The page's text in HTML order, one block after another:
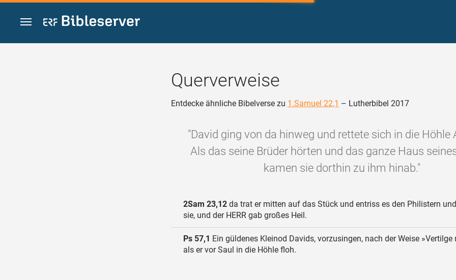
Zum Inhalt springen
Querverweise
Entdecke ähnliche Bibelverse zu 1.Samuel 22,1 – Lutherbibel 2017
"David ging von da hinweg und rettete sich in die Höhle
Als das seine Brüder hörten und das ganze Haus
kamen sie dorthin zu ihm hinab."
2Sam 23,12 da trat er mitten auf das Stück und entriss es den Philistern
sie, und der HERR gab großes Heil.
Ps 57,1 Ein güldenes Kleinod Davids, vorzusingen, nach der Weise »Vertilge
als er vor Saul in die Höhle floh.